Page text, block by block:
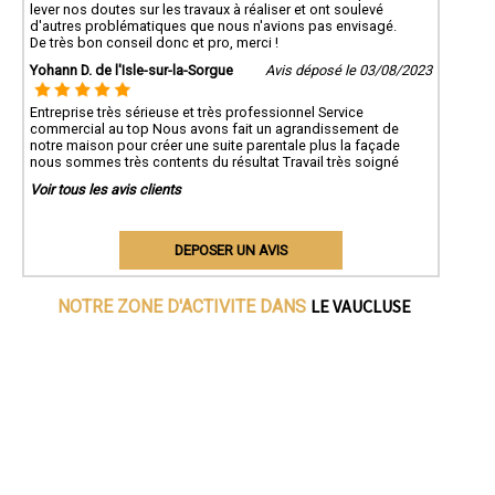
lever nos doutes sur les travaux à réaliser et ont soulevé
d'autres problématiques que nous n'avions pas envisagé.
De très bon conseil donc et pro, merci !
Yohann D. de l'Isle-sur-la-Sorgue
Avis déposé le 03/08/2023
Entreprise très sérieuse et très professionnel Service
commercial au top Nous avons fait un agrandissement de
notre maison pour créer une suite parentale plus la façade
nous sommes très contents du résultat Travail très soigné
Voir tous les avis clients
DEPOSER UN AVIS
NOTRE ZONE D'ACTIVITE DANS LE VAUCLUSE